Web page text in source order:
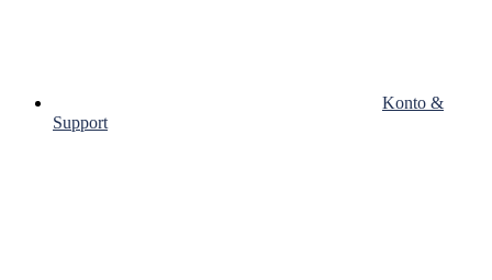
Konto &
Support